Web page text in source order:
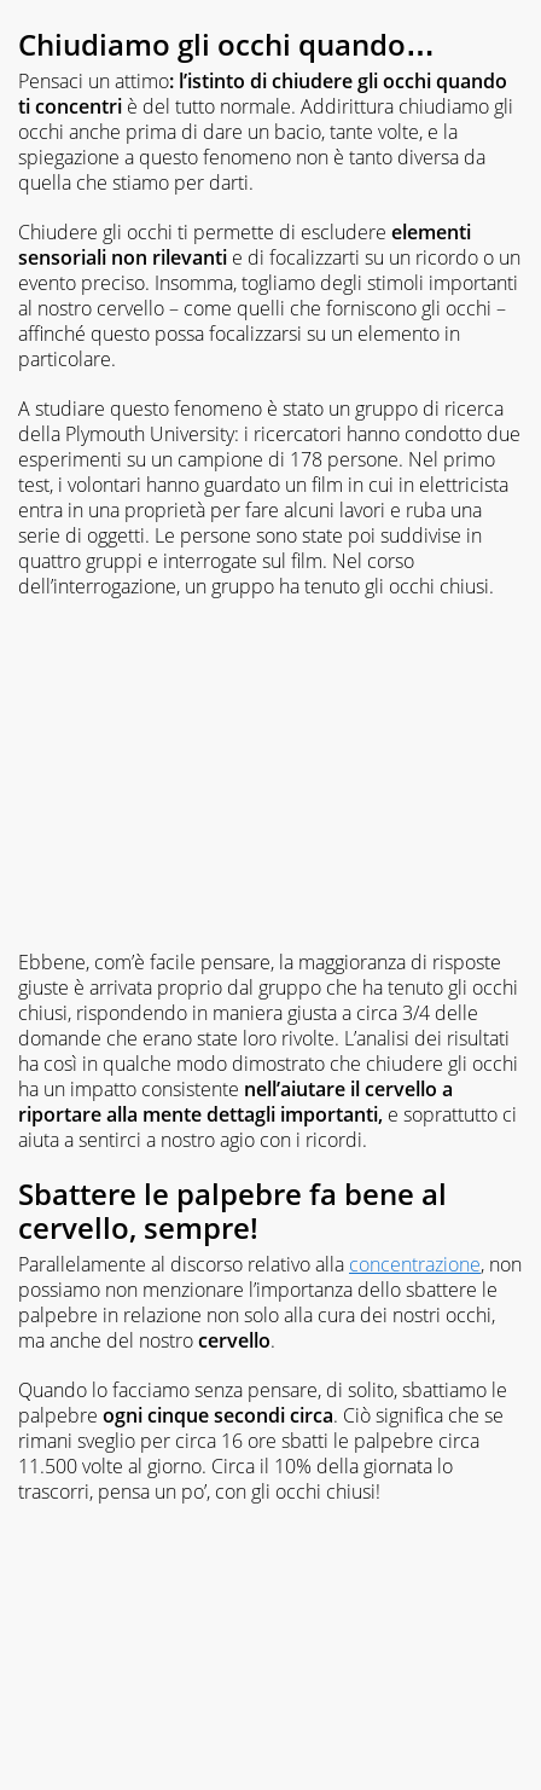
Chiudiamo gli occhi quando…
Pensaci un attimo: l’istinto di chiudere gli occhi quando
ti concentri è del tutto normale. Addirittura chiudiamo gli
occhi anche prima di dare un bacio, tante volte, e la
spiegazione a questo fenomeno non è tanto diversa da
quella che stiamo per darti.
Chiudere gli occhi ti permette di escludere elementi
sensoriali non rilevanti e di focalizzarti su un ricordo o un
evento preciso. Insomma, togliamo degli stimoli importanti
al nostro cervello – come quelli che forniscono gli occhi –
affinché questo possa focalizzarsi su un elemento in
particolare.
A studiare questo fenomeno è stato un gruppo di ricerca
della Plymouth University: i ricercatori hanno condotto due
esperimenti su un campione di 178 persone. Nel primo
test, i volontari hanno guardato un film in cui in elettricista
entra in una proprietà per fare alcuni lavori e ruba una
serie di oggetti. Le persone sono state poi suddivise in
quattro gruppi e interrogate sul film. Nel corso
dell’interrogazione, un gruppo ha tenuto gli occhi chiusi.
Ebbene, com’è facile pensare, la maggioranza di risposte
giuste è arrivata proprio dal gruppo che ha tenuto gli occhi
chiusi, rispondendo in maniera giusta a circa 3/4 delle
domande che erano state loro rivolte. L’analisi dei risultati
ha così in qualche modo dimostrato che chiudere gli occhi
ha un impatto consistente nell’aiutare il cervello a
riportare alla mente dettagli importanti, e soprattutto ci
aiuta a sentirci a nostro agio con i ricordi.
Sbattere le palpebre fa bene al
cervello, sempre!
Parallelamente al discorso relativo alla concentrazione, non
possiamo non menzionare l’importanza dello sbattere le
palpebre in relazione non solo alla cura dei nostri occhi,
ma anche del nostrocervello.
Quando lo facciamo senza pensare, di solito, sbattiamo le
palpebre ogni cinque secondi circa. Ciò significa che se
rimani sveglio per circa 16 ore sbatti le palpebre circa
11.500 volte al giorno. Circa il 10% della giornata lo
trascorri, pensa un po’, con gli occhi chiusi!